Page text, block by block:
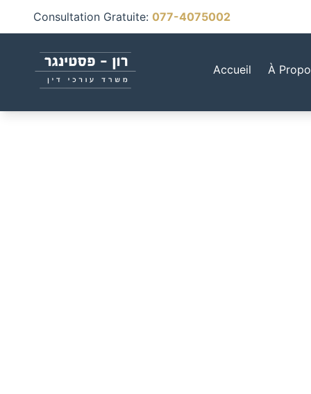
Consultation Gratuite: 077-4075002
Accueil À